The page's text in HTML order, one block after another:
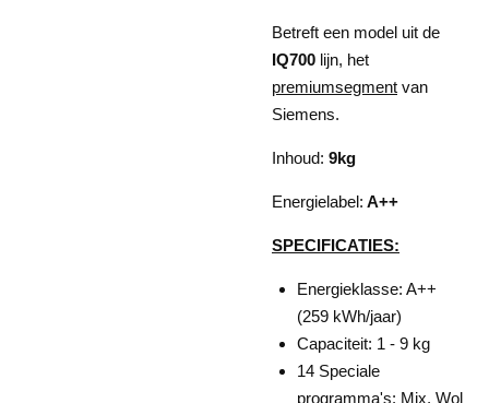
Betreft een model uit de
IQ700 lijn, het
premiumsegment van
Siemens.
Inhoud: 9kg
Energielabel: A++
SPECIFICATIES:
Energieklasse: A++
(259 kWh/jaar)
Capaciteit: 1 - 9 kg
14 Speciale
programma's: Mix, Wol